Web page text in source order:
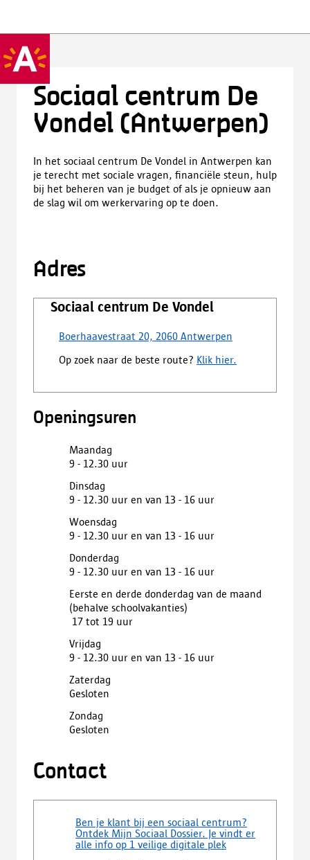
Sociaal centrum De
Vondel (Antwerpen)
In het sociaal centrum De Vondel in Antwerpen kan
je terecht met sociale vragen, financiële steun, hulp
bij het beheren van je budget of als je opnieuw aan
de slag wil om werkervaring op te doen.
Adres
Sociaal centrum De Vondel
Boerhaavestraat 20, 2060 Antwerpen
Op zoek naar de beste route? Klik hier.
Openingsuren
Maandag
9 - 12.30 uur
Dinsdag
9 - 12.30 uur en van 13 - 16 uur
Woensdag
9 - 12.30 uur en van 13 - 16 uur
Donderdag
9 - 12.30 uur en van 13 - 16 uur
Eerste en derde donderdag van de maand
(behalve schoolvakanties)
17 tot 19 uur
Vrijdag
9 - 12.30 uur en van 13 - 16 uur
Zaterdag
Gesloten
Zondag
Gesloten
Contact
Ben je klant bij een sociaal centrum?
Ontdek Mijn Sociaal Dossier. Je vindt er
alle info op 1 veilige digitale plek